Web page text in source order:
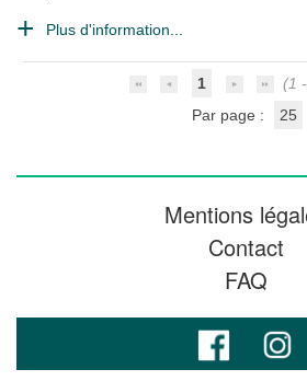
Plus d'information...
1
(1
Par page :
25
Mentions
Contact
FAQ